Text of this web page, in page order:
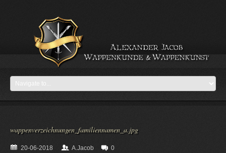
wappenverzeichnungen_familiennamen_a.jpg
20-06-2018 A.Jacob 0